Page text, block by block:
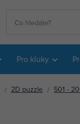
Pro kluky
2D puzzle 501 -